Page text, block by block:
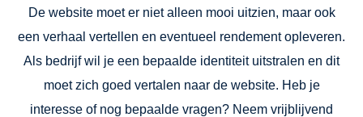
De website moet er niet alleen mooi uitzien, maar ook
een verhaal vertellen en eventueel rendement opleveren.
Als bedrijf wil je een bepaalde identiteit uitstralen en dit
moet zich goed vertalen naar de website. Heb je
interesse of nog bepaalde vragen? Neem vrijblijvend